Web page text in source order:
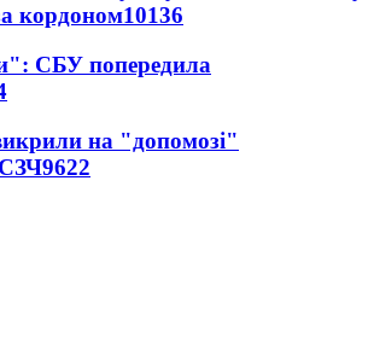
кордоном10136
СБУ попередила
на "допомозі"
СЗЧ9622